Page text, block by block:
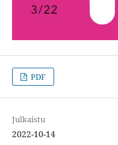
PDF
Julkaistu
2022-10-14